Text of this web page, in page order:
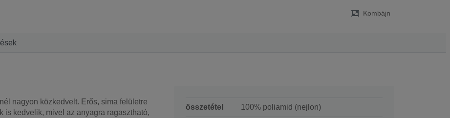
Kombájn
nagyon közkedvelt. Erős, sima felületre
is kedvelik, mivel az anyagra ragasztható,
összetétel 100% poliamid (nejlon)